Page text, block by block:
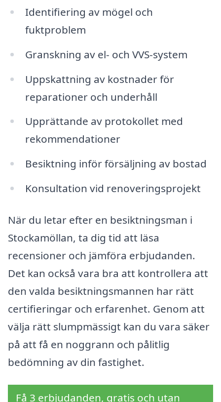
Identifiering av mögel och
fuktproblem
Granskning av el- och VVS-system
Uppskattning av kostnader för
reparationer och underhåll
Upprättande av protokollet med
rekommendationer
Besiktning inför försäljning av bostad
Konsultation vid renoveringsprojekt
När du letar efter en besiktningsman i
Stockamöllan, ta dig tid att läsa
recensioner och jämföra erbjudanden.
Det kan också vara bra att kontrollera att
den valda besiktningsmannen har rätt
certifieringar och erfarenhet. Genom att
välja rätt slumpmässigt kan du vara säker
på att få en noggrann och pålitlig
bedömning av din fastighet.
Få 3 erbjudanden, gratis och utan